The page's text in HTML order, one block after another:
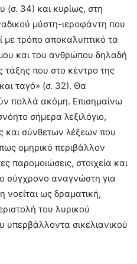
(σ. 34) και κυρίως, στη
μύστη-ιεροφάντη που
με τρόπο αποκαλυπτικό τα
και του ανθρώπου δηλαδή
τάξης που στο κέντρο της
ταγό» (σ. 32). Θα
πολλά ακόμη. Επισημαίνω
σήμερα λεξιλόγιο,
και σύνθετων λέξεων που
ομηρικό περιβάλλον
παρομοιώσεις, στοιχεία και
σύγχρονο αναγνώστη για
νοείται ως δραματική,
του λυρικού
υπερβάλλοντα σικελιανικού